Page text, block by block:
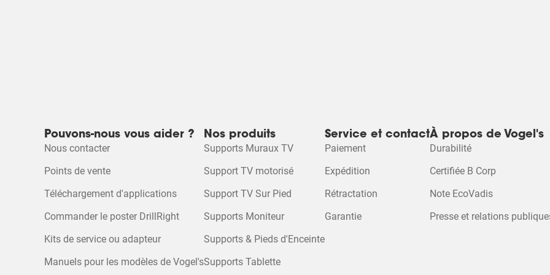
Pouvons-nous vous aider ?
Nous contacter
Points de vente
Téléchargement d'applications
Commander le poster DrillRight
Kits de service ou adapteur
Manuels pour les modèles de Vogel's
Nos produits
Supports Muraux TV
Support TV motorisé
Support TV Sur Pied
Supports Moniteur
Supports & Pieds d'Enceinte
Supports Tablette
Service et contact
Paiement
Expédition
Rétractation
Garantie
À propos de Vogel's
Durabilité
Certifiée B Corp
Note EcoVadis
Presse et relations